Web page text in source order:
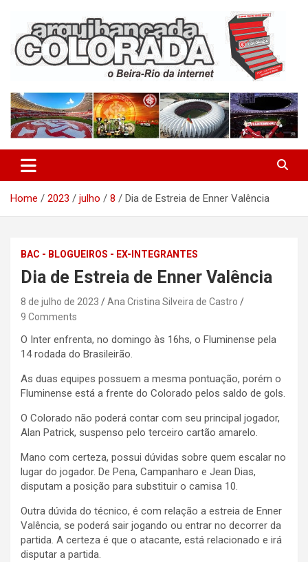
content
Arquibancada Colorada
Home 2023 julho 8 Dia de Estreia de Enner Valência
BAC - BLOGUEIROS - EX-INTEGRANTES
Dia de Estreia de Enner Valência
8 de julho de 2023
Ana Cristina Silveira de Castro
9 Comments
O Inter enfrenta, no domingo às 16hs, o Fluminense pela
14 rodada do Brasileirão.
As duas equipes possuem a mesma pontuação, porém o
Fluminense está a frente do Colorado pelos saldo de gols.
O Colorado não poderá contar com seu principal jogador,
Alan Patrick, suspenso pelo terceiro cartão amarelo.
Mano com certeza, possui dúvidas sobre quem escalar no
lugar do jogador. De Pena, Campanharo e Jean Dias,
disputam a posição para substituir o camisa 10.
Outra dúvida do técnico, é com relação a estreia de Enner
Valência, se poderá sair jogando ou entrar no decorrer da
partida. A certeza é que o atacante, está relacionado e irá
disputar a partida.